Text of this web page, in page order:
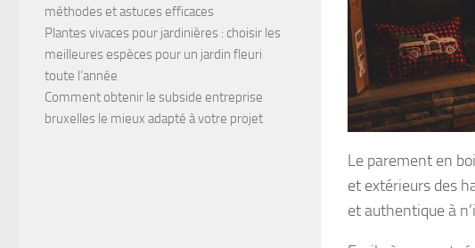
Le parement en
et extérieurs des
et authentique à
méthodes et astuces efficaces
Plantes vivaces pour jardinières : choisir les
meilleures espèces pour un jardin fleuri
toute l’année
Comment obtenir le subside entreprise
bruxelles le mieux adapté à votre projet